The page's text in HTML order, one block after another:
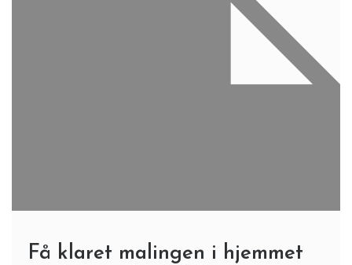
Få klaret malingen i hjemmet